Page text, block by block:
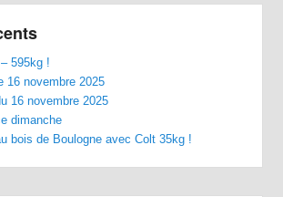
595kg !
16 novembre 2025
16 novembre 2025
dimanche
bois de Boulogne avec Colt 35kg !